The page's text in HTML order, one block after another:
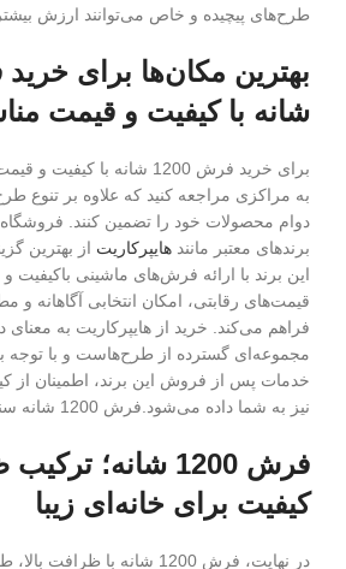
طرح‌های پیچیده و خاص می‌توانند ارزش
شانه با کیفیت و قیمت
برای خرید فرش 1200 شانه با
به مراکزی مراجعه کنید که علاوه بر تنوع
دوام محصولات خود را تضمین کنند.
برندهای معتبر مانند هایپرکاریت از بهترین
این برند با ارائه فرش‌های ماشینی باکیفیت و
قیمت‌های رقابتی، امکان انتخابی آگاهانه و
فراهم می‌کند. خرید از هایپرکاریت به
مجموعه‌ای گسترده از طرح‌هاست و با
خدمات پس از فروش این برند، اطمینان از
نیز به شما داده می‌شود.فرش 1200 شانه سنگین
فرش 1200 شانه؛
کیفیت برای خانه‌ای زیبا
در نهایت، فرش 1200 شانه با